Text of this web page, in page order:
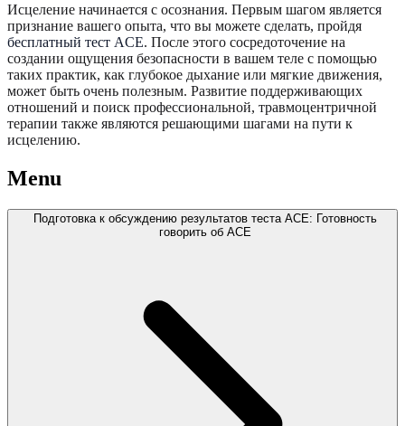
Исцеление начинается с осознания. Первым шагом является
признание вашего опыта, что вы можете сделать, пройдя
бесплатный тест ACE. После этого сосредоточение на
создании ощущения безопасности в вашем теле с помощью
таких практик, как глубокое дыхание или мягкие движения,
может быть очень полезным. Развитие поддерживающих
отношений и поиск профессиональной, травмоцентричной
терапии также являются решающими шагами на пути к
исцелению.
Menu
Подготовка к обсуждению результатов теста ACE: Готовность
говорить об ACE